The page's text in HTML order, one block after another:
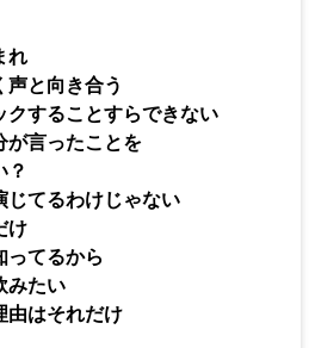
れ
と向き合う
することすらできない
が言ったことを
？
じてるわけじゃない
け
ってるから
みたい
由はそれだけ